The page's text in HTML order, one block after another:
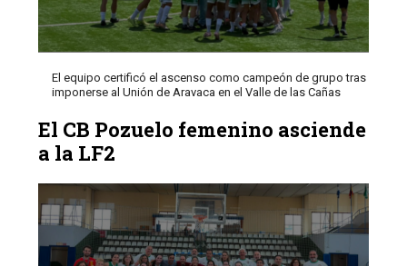
El equipo certificó el ascenso como campeón de grupo tras
imponerse al Unión de Aravaca en el Valle de las Cañas
El CB Pozuelo femenino asciende
a la LF2